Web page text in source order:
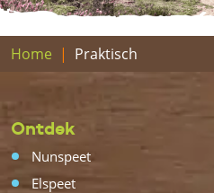
Home Praktisch
Ontdek
Nunspeet
Elspeet